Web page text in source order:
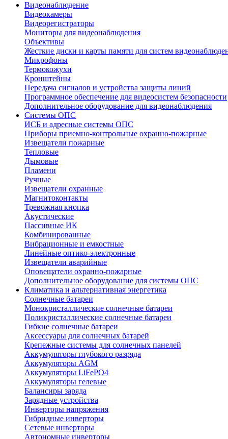
Видеонаблюдение
Видеокамеры
Видеорегистраторы
Мониторы для видеонаблюдения
Объективы
Жесткие диски и карты памяти для систем
Микрофоны
Термокожухи
Кронштейны
Передача сигналов и устройства защиты линий
Программное обеспечение для видеосистем безопасности
Дополнительное оборудование для видеонаблюдения
Системы ОПС
ИСБ и адресные системы ОПС
Приборы приемно-контрольные охранно-пожарные
Извещатели пожарные
Тепловые
Дымовые
Пламени
Ручные
Извещатели охранные
Магнитоконтакты
Тревожная кнопка
Акустические
Пассивные ИК
Комбинированные
Вибрационные и емкостные
Линейные оптико-электронные
Извещатели аварийные
Оповещатели охранно-пожарные
Дополнительное оборудование для системы ОПС
Климатика и альтернативная энергетика
Солнечные батареи
Монокристаллические солнечные батареи
Поликристаллические солнечные батареи
Гибкие солнечные батареи
Аксессуары для солнечных батарей
Крепежные системы для солнечных панелей
Аккумуляторы глубокого разряда
Аккумуляторы AGM
Аккумуляторы LiFePO4
Аккумуляторы гелевые
Балансиры заряда
Зарядные устройства
Инверторы напряжения
Гибридные инверторы
Сетевые инверторы
Автономные инверторы